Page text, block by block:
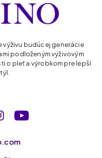
výživu budúcej generácie
podloženým výživovým
o pleť a výrobkom pre lepší